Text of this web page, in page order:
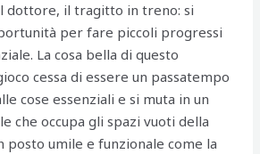
dottore, il tragitto in treno: si
per fare piccoli progressi
La cosa bella di questo
cessa di essere un passatempo
cose essenziali e si muta in un
che occupa gli spazi vuoti della
posto umile e funzionale come la